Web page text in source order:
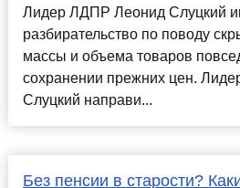
Лидер ЛДПР Леонид Слуцкий
разбирательство по поводу
массы и объема товаров
сохранении прежних цен.
Слуцкий направи...
Без пенсии в старости?